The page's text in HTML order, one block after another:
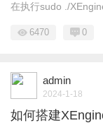
在执行sudo ./
6470 0
admin
2024-1-18
如何搭建